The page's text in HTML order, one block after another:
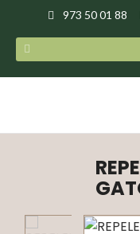
973 50 01 88